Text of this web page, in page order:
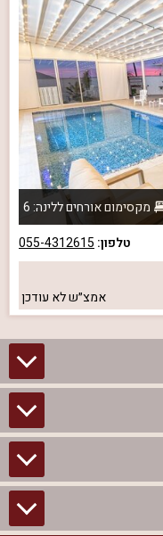
מקסימום אורחים ללינה: 6
טלפון: 055-4312615
אמצ״שלא עודכן